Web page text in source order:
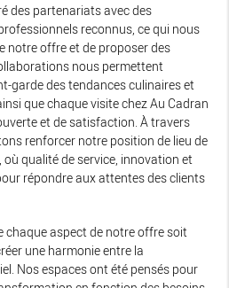
des partenariats avec des
reconnus, ce qui nous
notre offre et de proposer des
nous permettent
garde des tendances culinaires et
que chaque visite chez Au Cadran
et de satisfaction. À travers
renforcer notre position de lieu de
qualité de service, innovation et
répondre aux attentes des clients
chaque aspect de notre offre soit
une harmonie entre la
Nos espaces ont été pensés pour